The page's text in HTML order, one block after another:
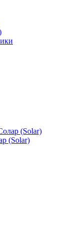
(Solar)
(Solar)